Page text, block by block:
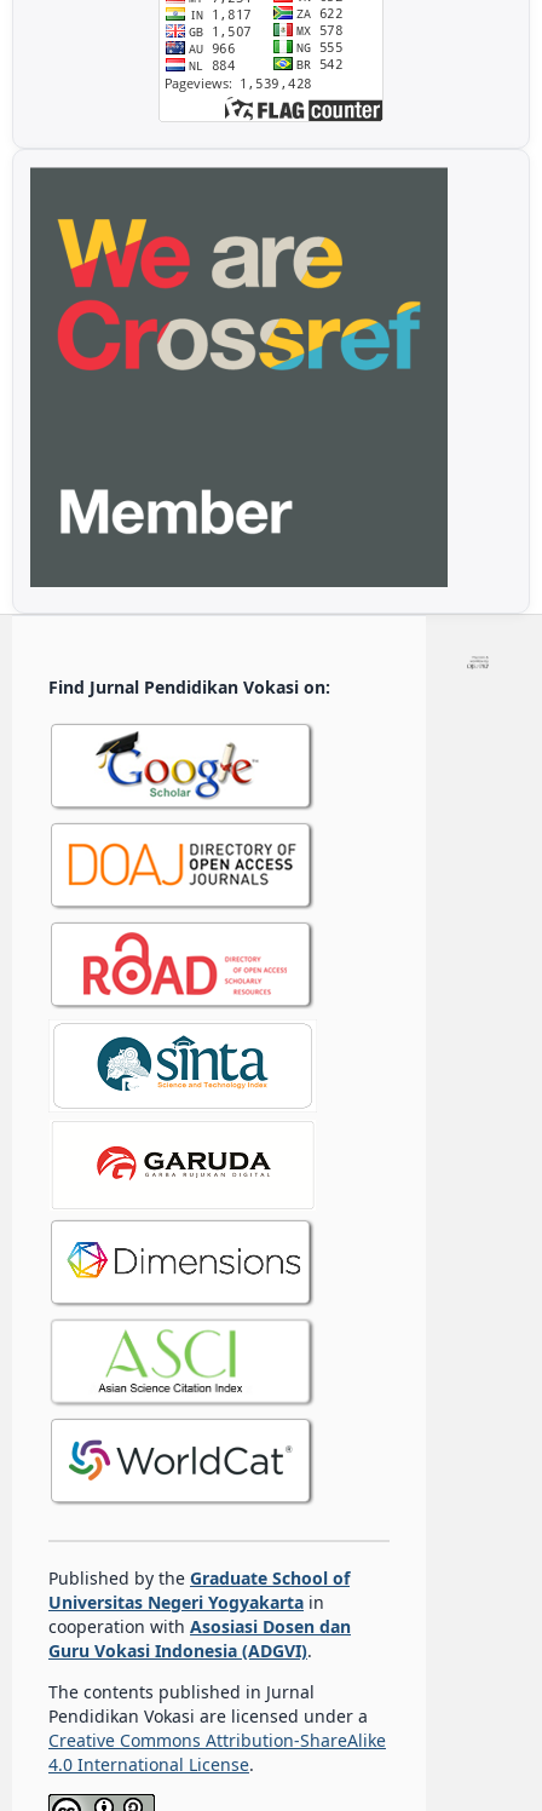
Find Jurnal Pendidikan Vokasi on:
Published by the Graduate School of
Universitas Negeri Yogyakartain
cooperation with Asosiasi Dosen dan
Guru Vokasi Indonesia (ADGVI).
The contents published in Jurnal
Pendidikan Vokasi are licensed under a
Creative Commons Attribution-ShareAlike
4.0 International License.